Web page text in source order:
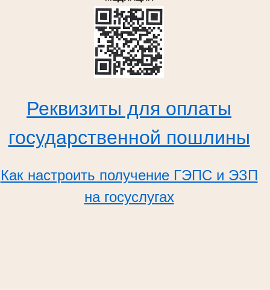
Реквизиты для оплаты
государственной пошлины
Как настроить получение ГЭПС и ЭЗП
на госуслугах